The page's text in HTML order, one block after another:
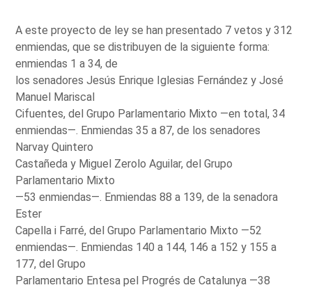
A este proyecto de ley se han presentado 7 vetos y 312
enmiendas, que se distribuyen de la siguiente forma:
enmiendas 1 a 34, de
los senadores Jesús Enrique Iglesias Fernández y José
Manuel Mariscal
Cifuentes, del Grupo Parlamentario Mixto —en total, 34
enmiendas—. Enmiendas 35 a 87, de los senadores
Narvay Quintero
Castañeda y Miguel Zerolo Aguilar, del Grupo
Parlamentario Mixto
—53 enmiendas—. Enmiendas 88 a 139, de la senadora
Ester
Capella i Farré, del Grupo Parlamentario Mixto —52
enmiendas—. Enmiendas 140 a 144, 146 a 152 y 155 a
177, del Grupo
Parlamentario Entesa pel Progrés de Catalunya —38